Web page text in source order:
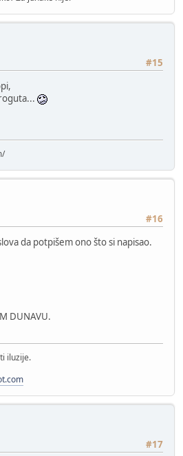
#15
#16
da potpišem ono što si napisao.
DUNAVU.
iluzije.
#17